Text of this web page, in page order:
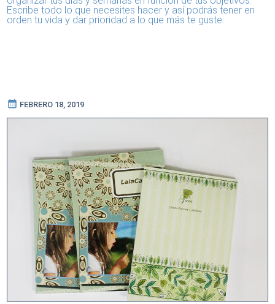
Escribe todo lo que necesites hacer y así podrás tener en
orden tu vida y dar prioridad a lo que más te guste.
calendar_month FEBRERO 18, 2019